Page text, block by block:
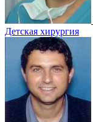
Детская хирургия